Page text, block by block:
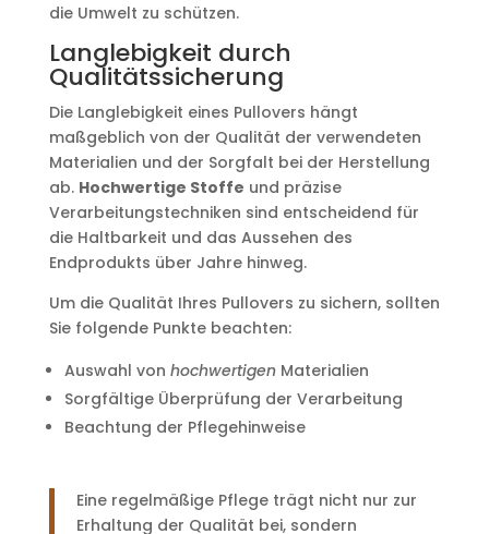
die Umwelt zu schützen.
Langlebigkeit durch
Qualitätssicherung
Die Langlebigkeit eines Pullovers hängt
maßgeblich von der Qualität der verwendeten
Materialien und der Sorgfalt bei der Herstellung
ab. Hochwertige Stoffe und präzise
Verarbeitungstechniken sind entscheidend für
die Haltbarkeit und das Aussehen des
Endprodukts über Jahre hinweg.
Um die Qualität Ihres Pullovers zu sichern, sollten
Sie folgende Punkte beachten:
Auswahl von hochwertigenMaterialien
Sorgfältige Überprüfung der Verarbeitung
Beachtung der Pflegehinweise
Eine regelmäßige Pflege trägt nicht nur zur
Erhaltung der Qualität bei, sondern